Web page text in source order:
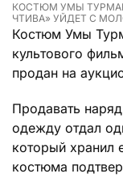
КОСТЮМ УМЫ
ЧТИВА» УЙДЕТ С
Костюм Умы
культового
продан на
Продавать
одежду отдал
который хранил
костюма